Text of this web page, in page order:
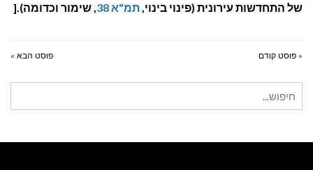
של התחדשות עירונית (פינוי בינוי,תמ"א 38 , שימור וכדומה).[
« פוסט קודם פוסט הבא »
עבור: